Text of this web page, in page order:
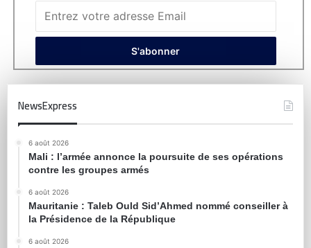
NewsExpress
6 août 2026
Mali : l’armée annonce la poursuite de ses opérations
contre les groupes armés
6 août 2026
Mauritanie : Taleb Ould Sid’Ahmed nommé conseiller à
la Présidence de la République
6 août 2026